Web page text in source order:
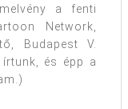
a fenti
Network,
Budapest V.
írtunk, és épp a